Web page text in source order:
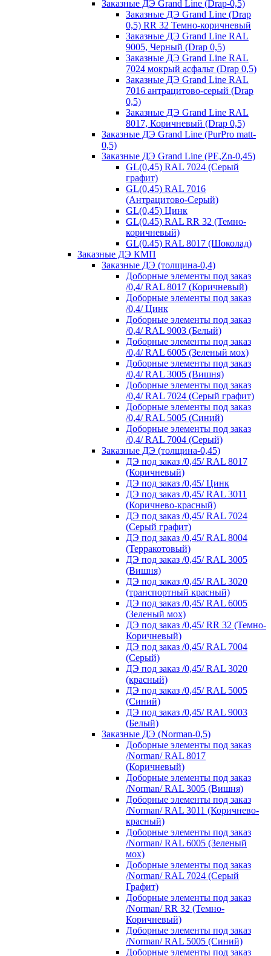
Заказные ДЭ Grand Line (Drap-0,5)
Заказные ДЭ Grand Line (Drap
0,5) RR 32 Темно-коричневый
Заказные ДЭ Grand Line RAL
9005, Черный (Drap 0,5)
Заказные ДЭ Grand Line RAL
7024 мокрый асфальт (Drap 0,5)
Заказные ДЭ Grand Line RAL
7016 антрацитово-серый (Drap
0,5)
Заказные ДЭ Grand Line RAL
8017, Коричневый (Drap 0,5)
Заказные ДЭ Grand Line (PurPro matt-
0,5)
Заказные ДЭ Grand Line (PE,Zn-0,45)
GL(0,45) RAL 7024 (Серый
графит)
GL(0,45) RAL 7016
(Антрацитово-Серый)
GL(0,45) Цинк
GL(0.45) RAL RR 32 (Темно-
коричневый)
GL(0.45) RAL 8017 (Шоколад)
Заказные ДЭ КМП
Заказные ДЭ (толщина-0,4)
Доборные элементы под заказ
/0,4/ RAL 8017 (Коричневый)
Доборные элементы под заказ
/0,4/ Цинк
Доборные элементы под заказ
/0,4/ RAL 9003 (Белый)
Доборные элементы под заказ
/0,4/ RAL 6005 (Зеленый мох)
Доборные элементы под заказ
/0,4/ RAL 3005 (Вишня)
Доборные элементы под заказ
/0,4/ RAL 7024 (Серый графит)
Доборные элементы под заказ
/0,4/ RAL 5005 (Синий)
Доборные элементы под заказ
/0,4/ RAL 7004 (Серый)
Заказные ДЭ (толщина-0,45)
ДЭ под заказ /0,45/ RAL 8017
(Коричневый)
ДЭ под заказ /0,45/ Цинк
ДЭ под заказ /0,45/ RAL 3011
(Коричнево-красный)
ДЭ под заказ /0,45/ RAL 7024
(Серый графит)
ДЭ под заказ /0,45/ RAL 8004
(Терракотовый)
ДЭ под заказ /0,45/ RAL 3005
(Вишня)
ДЭ под заказ /0,45/ RAL 3020
(транспортный красный)
ДЭ под заказ /0,45/ RAL 6005
(Зеленый мох)
ДЭ под заказ /0,45/ RR 32 (Темно-
Коричневый)
ДЭ под заказ /0,45/ RAL 7004
(Серый)
ДЭ под заказ /0,45/ RAL 3020
(красный)
ДЭ под заказ /0,45/ RAL 5005
(Синий)
ДЭ под заказ /0,45/ RAL 9003
(Белый)
Заказные ДЭ (Norman-0,5)
Доборные элементы под заказ
/Norman/ RAL 8017
(Коричневый)
Доборные элементы под заказ
/Norman/ RAL 3005 (Вишня)
Доборные элементы под заказ
/Norman/ RAL 3011 (Коричнево-
красный)
Доборные элементы под заказ
/Norman/ RAL 6005 (Зеленый
мох)
Доборные элементы под заказ
/Norman/ RAL 7024 (Серый
Графит)
Доборные элементы под заказ
/Norman/ RR 32 (Темно-
Коричневый)
Доборные элементы под заказ
/Norman/ RAL 5005 (Синий)
Доборные элементы под заказ